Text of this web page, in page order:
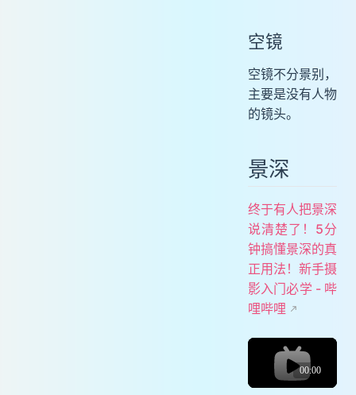
空镜
空镜不分景别，
主要是没有人物
的镜头。
景深
终于有人把景深
说清楚了！5分
钟搞懂景深的真
正用法！新手摄
影入门必学 - 哔
哩哔哩
A BiliBili video